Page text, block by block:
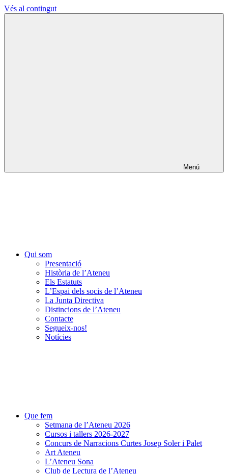
Vés al contingut
Menú
Qui som
Presentació
Història de l’Ateneu
Els Estatuts
L’Espai dels socis de l’Ateneu
La Junta Directiva
Distincions de l’Ateneu
Contacte
Segueix-nos!
Notícies
Que fem
Setmana de l’Ateneu 2026
Cursos i tallers 2026-2027
Concurs de Narracions Curtes Josep Soler i Palet
Art Ateneu
L’Ateneu Sona
Club de Lectura de l’Ateneu